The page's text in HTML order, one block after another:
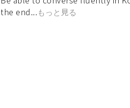
the end...もっと見る